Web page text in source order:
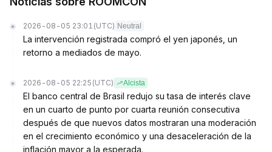
2026-08-05 23:01 (UTC) Neutral
La intervención registrada compró el yen japonés, un
retorno a mediados de mayo.
2026-08-05 22:25 (UTC) Alcista
El banco central de Brasil redujo su tasa de interés clave
en un cuarto de punto por cuarta reunión consecutiva
después de que nuevos datos mostraran una moderación
en el crecimiento económico y una desaceleración de la
inflación mayor a la esperada.